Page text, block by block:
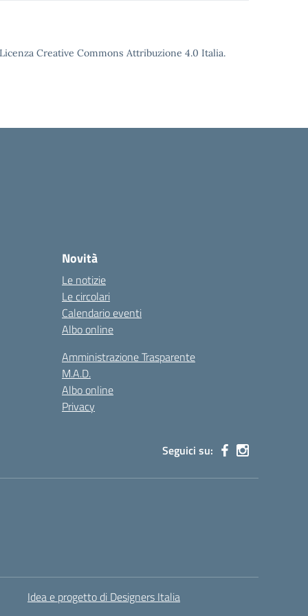
Creative Commons Attribuzione 4.0 Italia.
Novità
Le notizie
Le circolari
Calendario eventi
Albo online
Amministrazione Trasparente
M.A.D.
Albo online
Privacy
Seguici su:
Idea e progetto di Designers Italia